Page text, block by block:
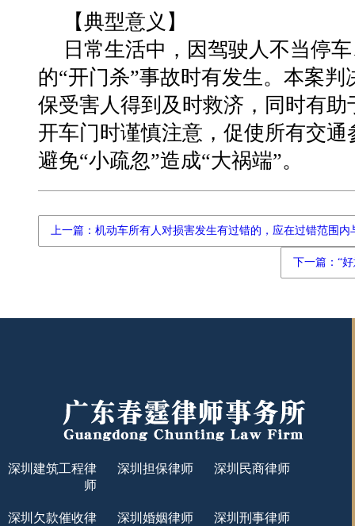
【典型意义】
日常生活中，因驾驶人不当停
的“开门杀”事故时有发生。本案
保受害人得到及时救济，同时有
开车门时谨慎注意，促使所有交
避免“小疏忽”造成“大祸端”。
上一篇：机动车所有人对损害发生有过错的，应在过错范围
下一篇：“
深圳建筑工程律
师
深圳担保律师 深圳民商律师
深圳欠款催收律
深圳婚姻律师 深圳刑事律师